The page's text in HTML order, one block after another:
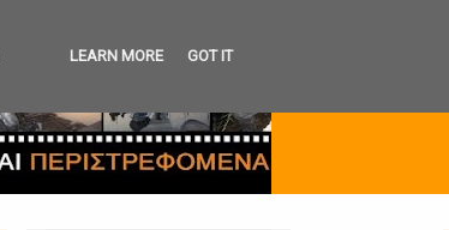
LEARN MORE GOT IT